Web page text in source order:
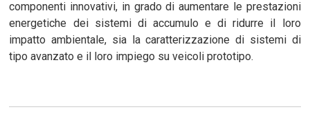
componenti innovativi, in grado di aumentare le prestazioni
energetiche dei sistemi di accumulo e di ridurre il loro
impatto ambientale, sia la caratterizzazione di sistemi di
tipo avanzato e il loro impiego su veicoli prototipo.